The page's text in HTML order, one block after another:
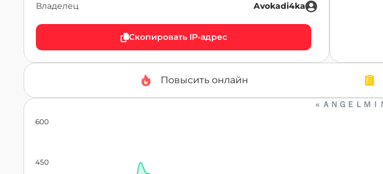
Владелец Avokadi4ka
Скопировать IP-адрес
Повысить онлайн
« ＡＮＧＥＬＭ
450
600